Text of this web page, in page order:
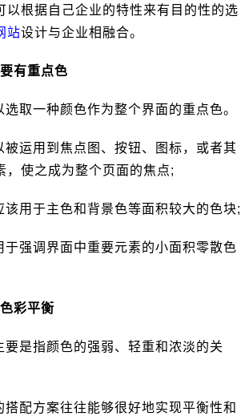
以根据自己企业的特性来有目的性的选
站设计与企业相融合。
重点色
选取一种颜色作为整个界面的重点色。
运用到焦点图、按钮、图标，或者其
，使之成为整个页面的焦点;
用于主色和背景色等面积较大的色块;
强调界面中重要元素的小面积零散色
彩平衡
要是指颜色的强弱、轻重和浓淡的关
配方案往往能够很好地实现平衡性和